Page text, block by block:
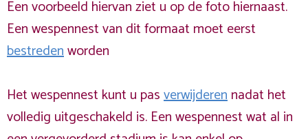
Een voorbeeld hiervan ziet u op de foto hiernaast.
Een wespennest van dit formaat moet eerst
bestredenworden
Het wespennest kunt u pasverwijderennadat het
volledig uitgeschakeld is. Een wespennest wat al in